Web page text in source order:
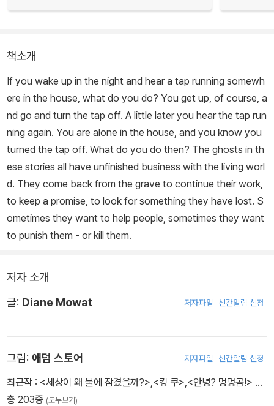
책소개
If you wake up in the night and hear a tap running somewh
ere in the house, what do you do? You get up, of course, a
nd go and turn the tap off. A little later you hear the tap run
ning again. You are alone in the house, and you know you
turned the tap off. What do you do then? The ghosts in th
ese stories all have unfinished business with the living worl
d. They come back from the grave to continue their work,
to keep a promise, to look for something they have lost. S
ometimes they want to help people, sometimes they want
to punish them - or kill them.
저자 소개
글: Diane Mowat 저자파일 신간알림 신청
그림: 애덤 스토어 저자파일 신간알림 신청
최근작 : <세상이 왜 물에 잠겼을까?> <킹 쿠> <안녕? 멍멍곰!> …
총 203종 (모두보기)